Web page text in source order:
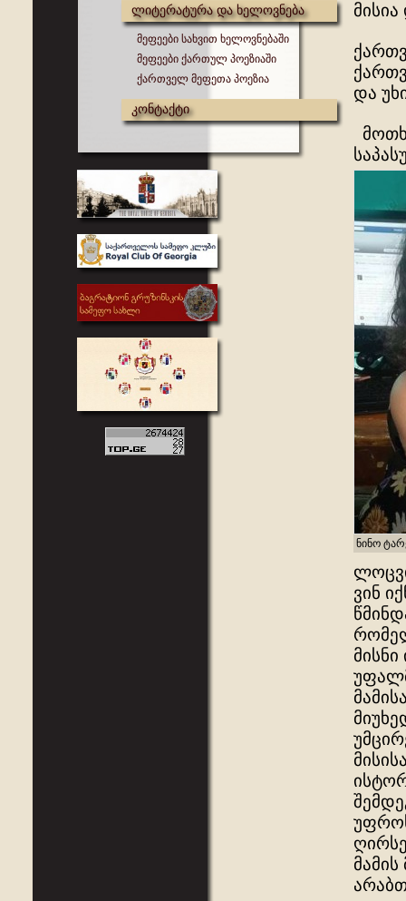
ლიტერატურა და ხელოვნება
მეფეები სახვით ხელოვნებაში
მეფეები ქართულ პოეზიაში
ქართველ მეფეთა პოეზია
კონტაქტი
და
ნინო
ვინ